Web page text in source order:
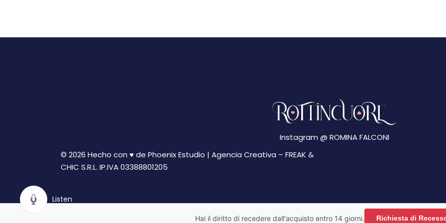
Listen
Instagram @ ROMINA FALCONI
© 2026 Hecho con ♥ de Phoenix Estudio | Agencia Creativa – FREAK &
CHIC S.R.L. IP.IVA 03388801205
Hai il diritto di recedere dall'acquisto entro 14 giorni. Richiesta di